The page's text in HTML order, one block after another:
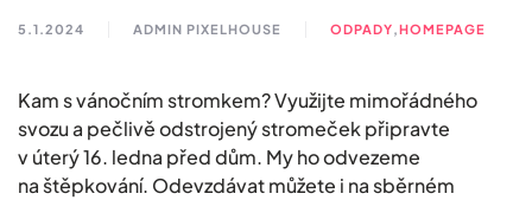
5.1.2024 ADMIN PIXELHOUSE ODPADY,HOMEPAGE
Kam s vánočním stromkem? Využijte mimořádného
svozu a pečlivě odstrojený stromeček připravte
v úterý 16. ledna před dům. My ho odvezeme
na štěpkování. Odevzdávat můžete i na sběrném